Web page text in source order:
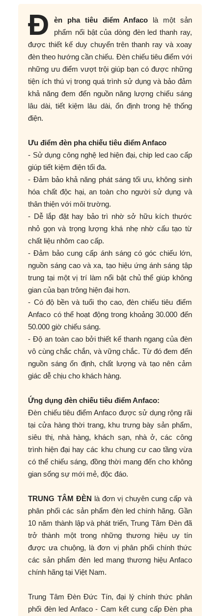
Đ èn pha tiêu điểm Anfaco là một sản
phẩm nổi bật của dòng đèn led thanh ray,
được thiết kế duy chuyển trên thanh ray và xoay
đèn theo hướng cần chiếu. Đèn chiếu tiêu điểm với
những ưu điểm vượt trội giúp bạn có được những
tiện ích thú vị trong quá trình sử dụng và bảo đảm
khả năng đem đến nguồn năng lượng chiếu sáng
lâu dài, tiết kiệm lâu dài, ổn định trong hệ thống
điện.
Ưu điểm đèn pha chiếu tiêu điểm Anfaco
- Sử dụng công nghệ led hiện đại, chip led cao cấp
giúp tiết kiệm điện tối đa.
- Đảm bảo khả năng phát sáng tối ưu, không sinh
hóa chất độc hại, an toàn cho người sử dụng và
thân thiện với môi trường.
- Dễ lắp đặt hay bảo trì nhờ sở hữu kích thước
nhỏ gọn và trọng lượng khá nhẹ nhờ cấu tạo từ
chất liệu nhôm cao cấp.
- Đảm bảo cung cấp ánh sáng có góc chiếu lớn,
nguồn sáng cao và xa, tạo hiệu ứng ánh sáng tập
trung tại một vị trí làm nổi bật chủ thể giúp không
gian của bạn trông hiện đại hơn.
- Có độ bền và tuổi thọ cao, đèn chiếu tiêu điểm
Anfaco có thể hoạt động trong khoảng 30.000 đến
50.000 giờ chiếu sáng.
- Độ an toàn cao bởi thiết kế thanh ngang của đèn
vô cùng chắc chắn, và vững chắc. Từ đó đem đến
nguồn sáng ổn định, chất lượng và tạo nên cảm
giác dễ chịu cho khách hàng.
Ứng dụng đèn chiếu tiêu điểm Anfaco:
Đèn chiếu tiêu điểm Anfaco được sử dụng rộng rãi
tại cửa hàng thời trang, khu trưng bày sản phẩm,
siêu thị, nhà hàng, khách sạn, nhà ở, các công
trình hiện đại hay các khu chung cư cao tầng vừa
có thể chiếu sáng, đồng thời mang đến cho không
gian sống sự mới mẻ, độc đáo.
TRUNG TÂM ĐÈN là đơn vị chuyên cung cấp và
phân phối các sản phẩm đèn led chính hãng. Gần
10 năm thành lập và phát triển, Trung Tâm Đèn đã
trở thành một trong những thương hiệu uy tín
được ưa chuộng, là đơn vị phân phối chính thức
các sản phẩm đèn led mang thương hiệu Anfaco
chính hãng tại Việt Nam.
Trung Tâm Đèn Đức Tín, đại lý chính thức phân
phối đèn led Anfaco - Cam kết cung cấp Đèn pha